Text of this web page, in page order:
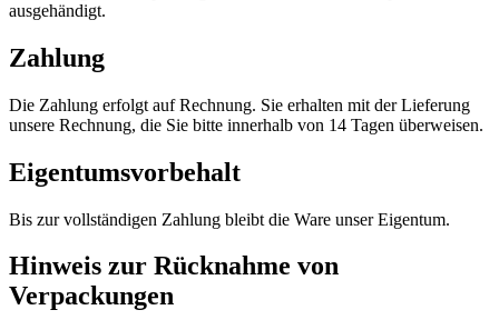
ausgehändigt.
Zahlung
Die Zahlung erfolgt auf Rechnung. Sie erhalten mit der Lieferung
unsere Rechnung, die Sie bitte innerhalb von 14 Tagen überweisen.
Eigentumsvorbehalt
Bis zur vollständigen Zahlung bleibt die Ware unser Eigentum.
Hinweis zur Rücknahme von
Verpackungen